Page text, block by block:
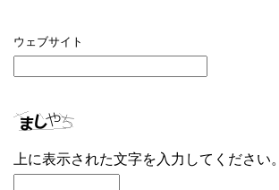
ウェブサイト
上に表示された文字を入力してください。